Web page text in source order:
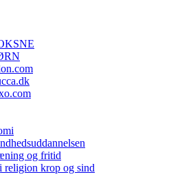
og fritid
krop og sind